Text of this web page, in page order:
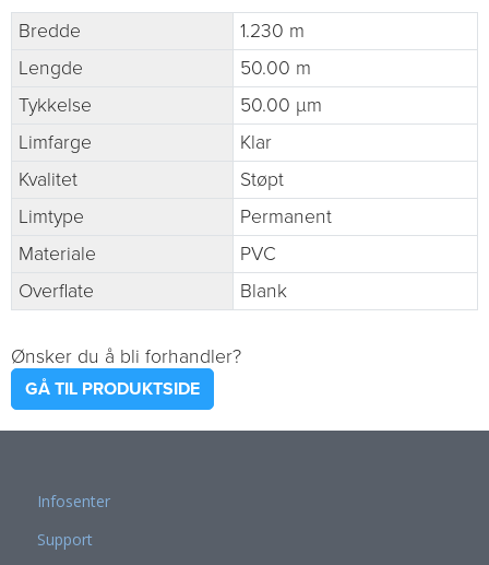
Bredde
1.230 m
Lengde
50.00 m
Tykkelse
50.00 µm
Limfarge
Klar
Kvalitet
Støpt
Limtype
Permanent
Materiale
PVC
Overflate
Blank
Ønsker du å bli forhandler?
GÅ TIL PRODUKTSIDE
Infosenter
Support